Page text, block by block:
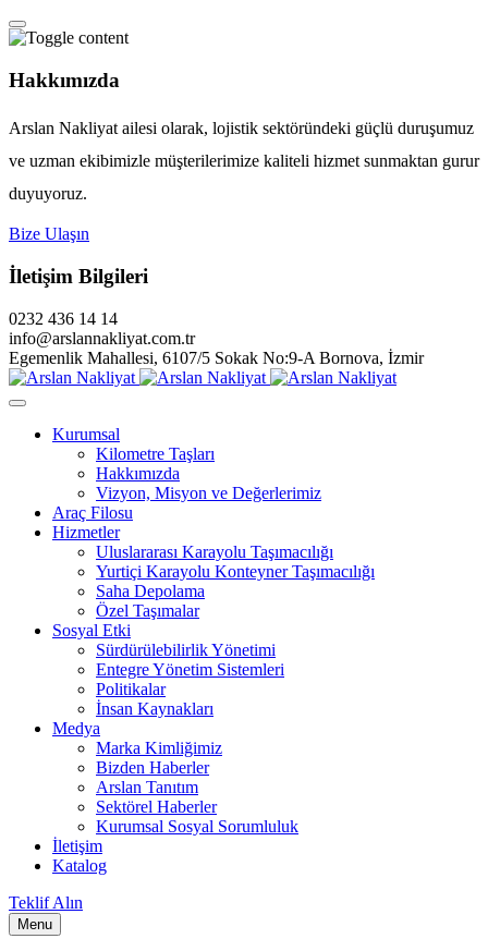
Hakkımızda
Arslan Nakliyat ailesi olarak, lojistik sektöründeki güçlü duruşumuz
ve uzman ekibimizle müşterilerimize kaliteli hizmet sunmaktan gurur
duyuyoruz.
Bize Ulaşın
İletişim Bilgileri
0232 436 14 14
info@arslannakliyat.com.tr
Egemenlik Mahallesi, 6107/5 Sokak No:9-A Bornova, İzmir
Kurumsal
Kilometre Taşları
Hakkımızda
Vizyon, Misyon ve Değerlerimiz
Araç Filosu
Hizmetler
Uluslararası Karayolu Taşımacılığı
Yurtiçi Karayolu Konteyner Taşımacılığı
Saha Depolama
Özel Taşımalar
Sosyal Etki
Sürdürülebilirlik Yönetimi
Entegre Yönetim Sistemleri
Politikalar
İnsan Kaynakları
Medya
Marka Kimliğimiz
Bizden Haberler
Arslan Tanıtım
Sektörel Haberler
Kurumsal Sosyal Sorumluluk
İletişim
Katalog
Teklif Alın
Menu